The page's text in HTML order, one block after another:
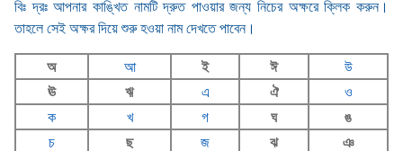
বিঃ দ্রঃ আপনার কাঙ্খিত নামটি দ্রুত পাওয়ার জন্য নিচের অক্ষরে ক্লিক করুন।
তাহলে সেই অক্ষর দিয়ে শুরু হওয়া নাম দেখতে পাবেন।
অ
আ ই ঈ
উ
ঊ
ঋ এ ঐ
ও
ক
খ গ ঘ
ঙ
চ
ছ জ ঝ
ঞ